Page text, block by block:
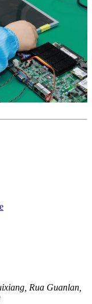
Rua Guanlan,